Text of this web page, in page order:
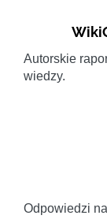
Autorskie
wiedzy.
Odpowiedzi